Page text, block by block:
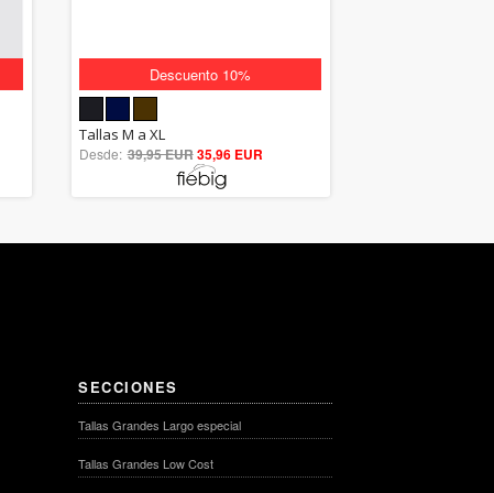
Descuento 10%
5.00
out of 5
Tallas M a XL
Desde: 39,95 EUR35,96 EUR
SECCIONES
Tallas Grandes Largo especial
Tallas Grandes Low Cost